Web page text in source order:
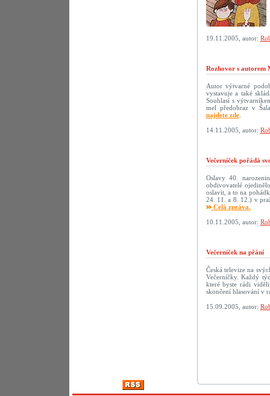
19.11.2005, autor:
Rozhovor s autorem
Autor výtvarné
vystavuje a také
Souhlasí s
mel předobraz v
najdete zde.
14.11.2005, autor:
Večerníček pořádá
Oslavy 40.
obdivovatelé
oslavit, a to na
24. 11. a 8. 12.) v
Celá zpráva.
10.11.2005, autor:
Večerníček na přání
Česká televize na
Večerníčky. Každý
které byste rádi
skončení hlasování v
15.09.2005, autor: